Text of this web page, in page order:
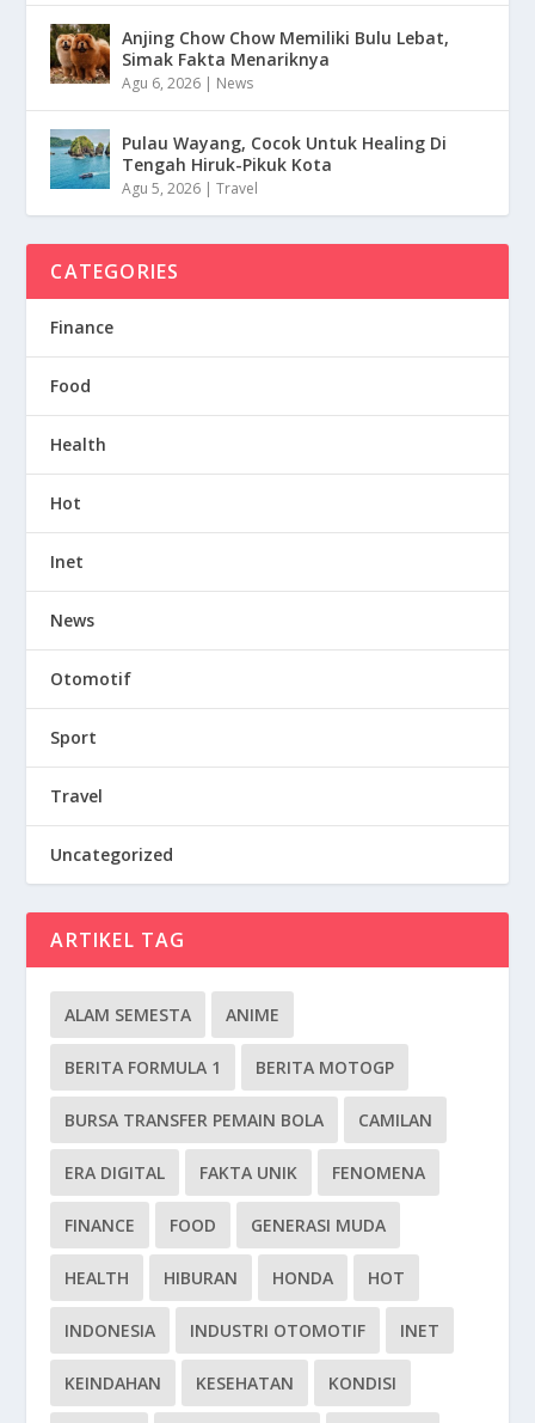
Anjing Chow Chow Memiliki Bulu Lebat,
Simak Fakta Menariknya
Agu 6, 2026 | News
Pulau Wayang, Cocok Untuk Healing Di
Tengah Hiruk-Pikuk Kota
Agu 5, 2026 |Travel
CATEGORIES
Finance
Food
Health
Hot
Inet
News
Otomotif
Sport
Travel
Uncategorized
ARTIKEL TAG
ALAM SEMESTA ANIME
BERITA FORMULA 1 BERITA MOTOGP
BURSA TRANSFER PEMAIN BOLA CAMILAN
ERA DIGITAL FAKTA UNIK FENOMENA
FINANCE FOOD GENERASI MUDA
HEALTH HIBURAN HONDA HOT
INDONESIA INDUSTRI OTOMOTIF INET
KEINDAHAN KESEHATAN KONDISI